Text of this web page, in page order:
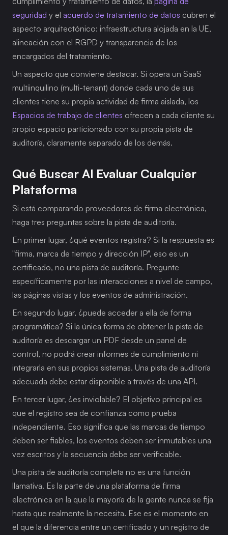
seguridad y el acuerdo de tratamiento de datos cubren el
aspecto arquitectónico: infraestructura alojada en la UE,
alineación con el RGPD y transparencia de los
encargados del tratamiento.
Un aspecto que conviene destacar. Si opera un SaaS
multiinquilino (multi-tenant) donde cada uno de sus
Espacios de trabajo de clientes ofrecen a cada cliente su
propio espacio particionado con su propia pista de
auditoría, claramente separado de los demás.
Qué Buscar Al Evaluar Cualquier
Plataforma
Si está comparando proveedores de firma electrónica,
haga tres preguntas sobre la pista de auditoría.
En primer lugar, ¿qué eventos registra? Si la respuesta es
"firma, marca de tiempo y dirección IP", eso es un
certificado, no una pista de auditoría. Pregunte
específicamente por las interacciones a nivel de campo,
las páginas vistas y los eventos de administración.
En segundo lugar, ¿puede acceder a ella de forma
programática? Si la única forma de obtener la pista de
auditoría es descargar un PDF desde un panel de
control, no podrá crear informes de cumplimiento ni
integrarla en sus propios sistemas. Una pista de auditoría
adecuada debe estar disponible a través de una API.
En tercer lugar, ¿es inviolable? El objetivo principal es
que el registro sea de confianza como prueba
independiente. Eso significa que las marcas de tiempo
deben ser fiables, los eventos deben ser inmutables una
vez escritos y la secuencia debe ser verificable.
Una pista de auditoría completa no es una función
llamativa. Es la parte de una plataforma de firma
electrónica en la que la mayoría de la gente nunca se fija
hasta que realmente la necesita. Ese es el momento en
el que la diferencia entre un certificado y un registro de